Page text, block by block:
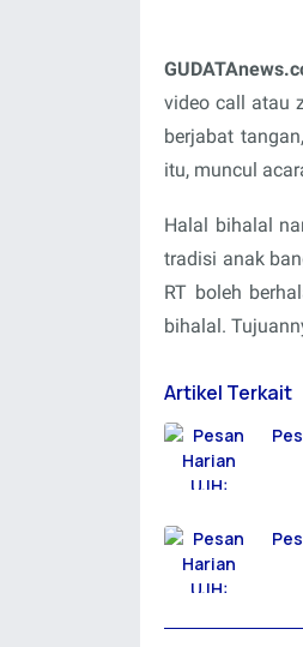
video call atau
berjabat
itu, muncul
Halal bihalal
tradisi anak
RT boleh
bihalal.
Artikel Terkait